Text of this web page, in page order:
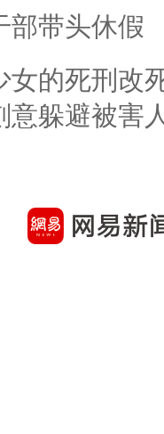
部带头休假
女的死刑改
意躲避被害